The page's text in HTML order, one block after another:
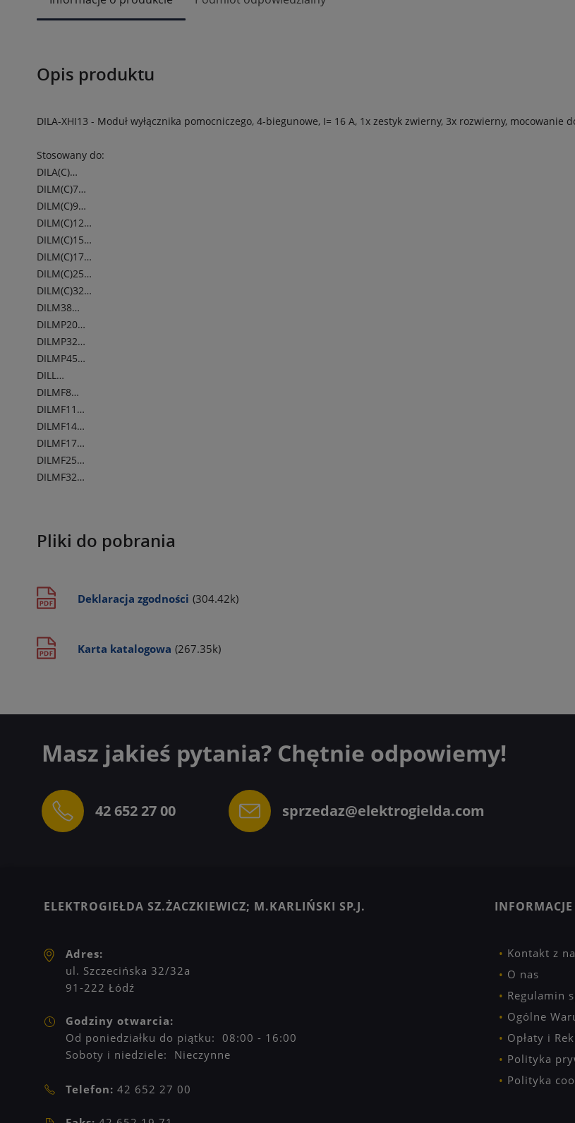
Opis produktu
DILA-XHI13 - Moduł wyłącznika pomocniczego, 4-biegunowe, I= 16 A, 1x zestyk zwierny, 3x rozwierny, mocowanie
Stosowany do:
DILA(C)…
DILM(C)7…
DILM(C)9…
DILM(C)12…
DILM(C)15…
DILM(C)17…
DILM(C)25…
DILM(C)32…
DILM38…
DILMP20…
DILMP32…
DILMP45…
DILL…
DILMF8…
DILMF11…
DILMF14…
DILMF17…
DILMF25…
DILMF32…
Pliki do pobrania
Deklaracja zgodności (304.42k)
Karta katalogowa (267.35k)
Masz jakieś pytania? Chętnie odpowiemy!
42 652 27 00 sprzedaz@elektrogielda.com
ELEKTROGIEŁDA SZ.ŻACZKIEWICZ; M.KARLIŃSKI SP.J.
Adres:
ul. Szczecińska 32/32a
91-222 Łódź
Godziny otwarcia:
Od poniedziałku do piątku: 08:00 - 16:00
Soboty i niedziele: Nieczynne
Telefon: 42 652 27 00
INFORMACJE
Kontakt z
O nas
Regulamin
Ogólne
Opłaty i
Polityka
Polityka